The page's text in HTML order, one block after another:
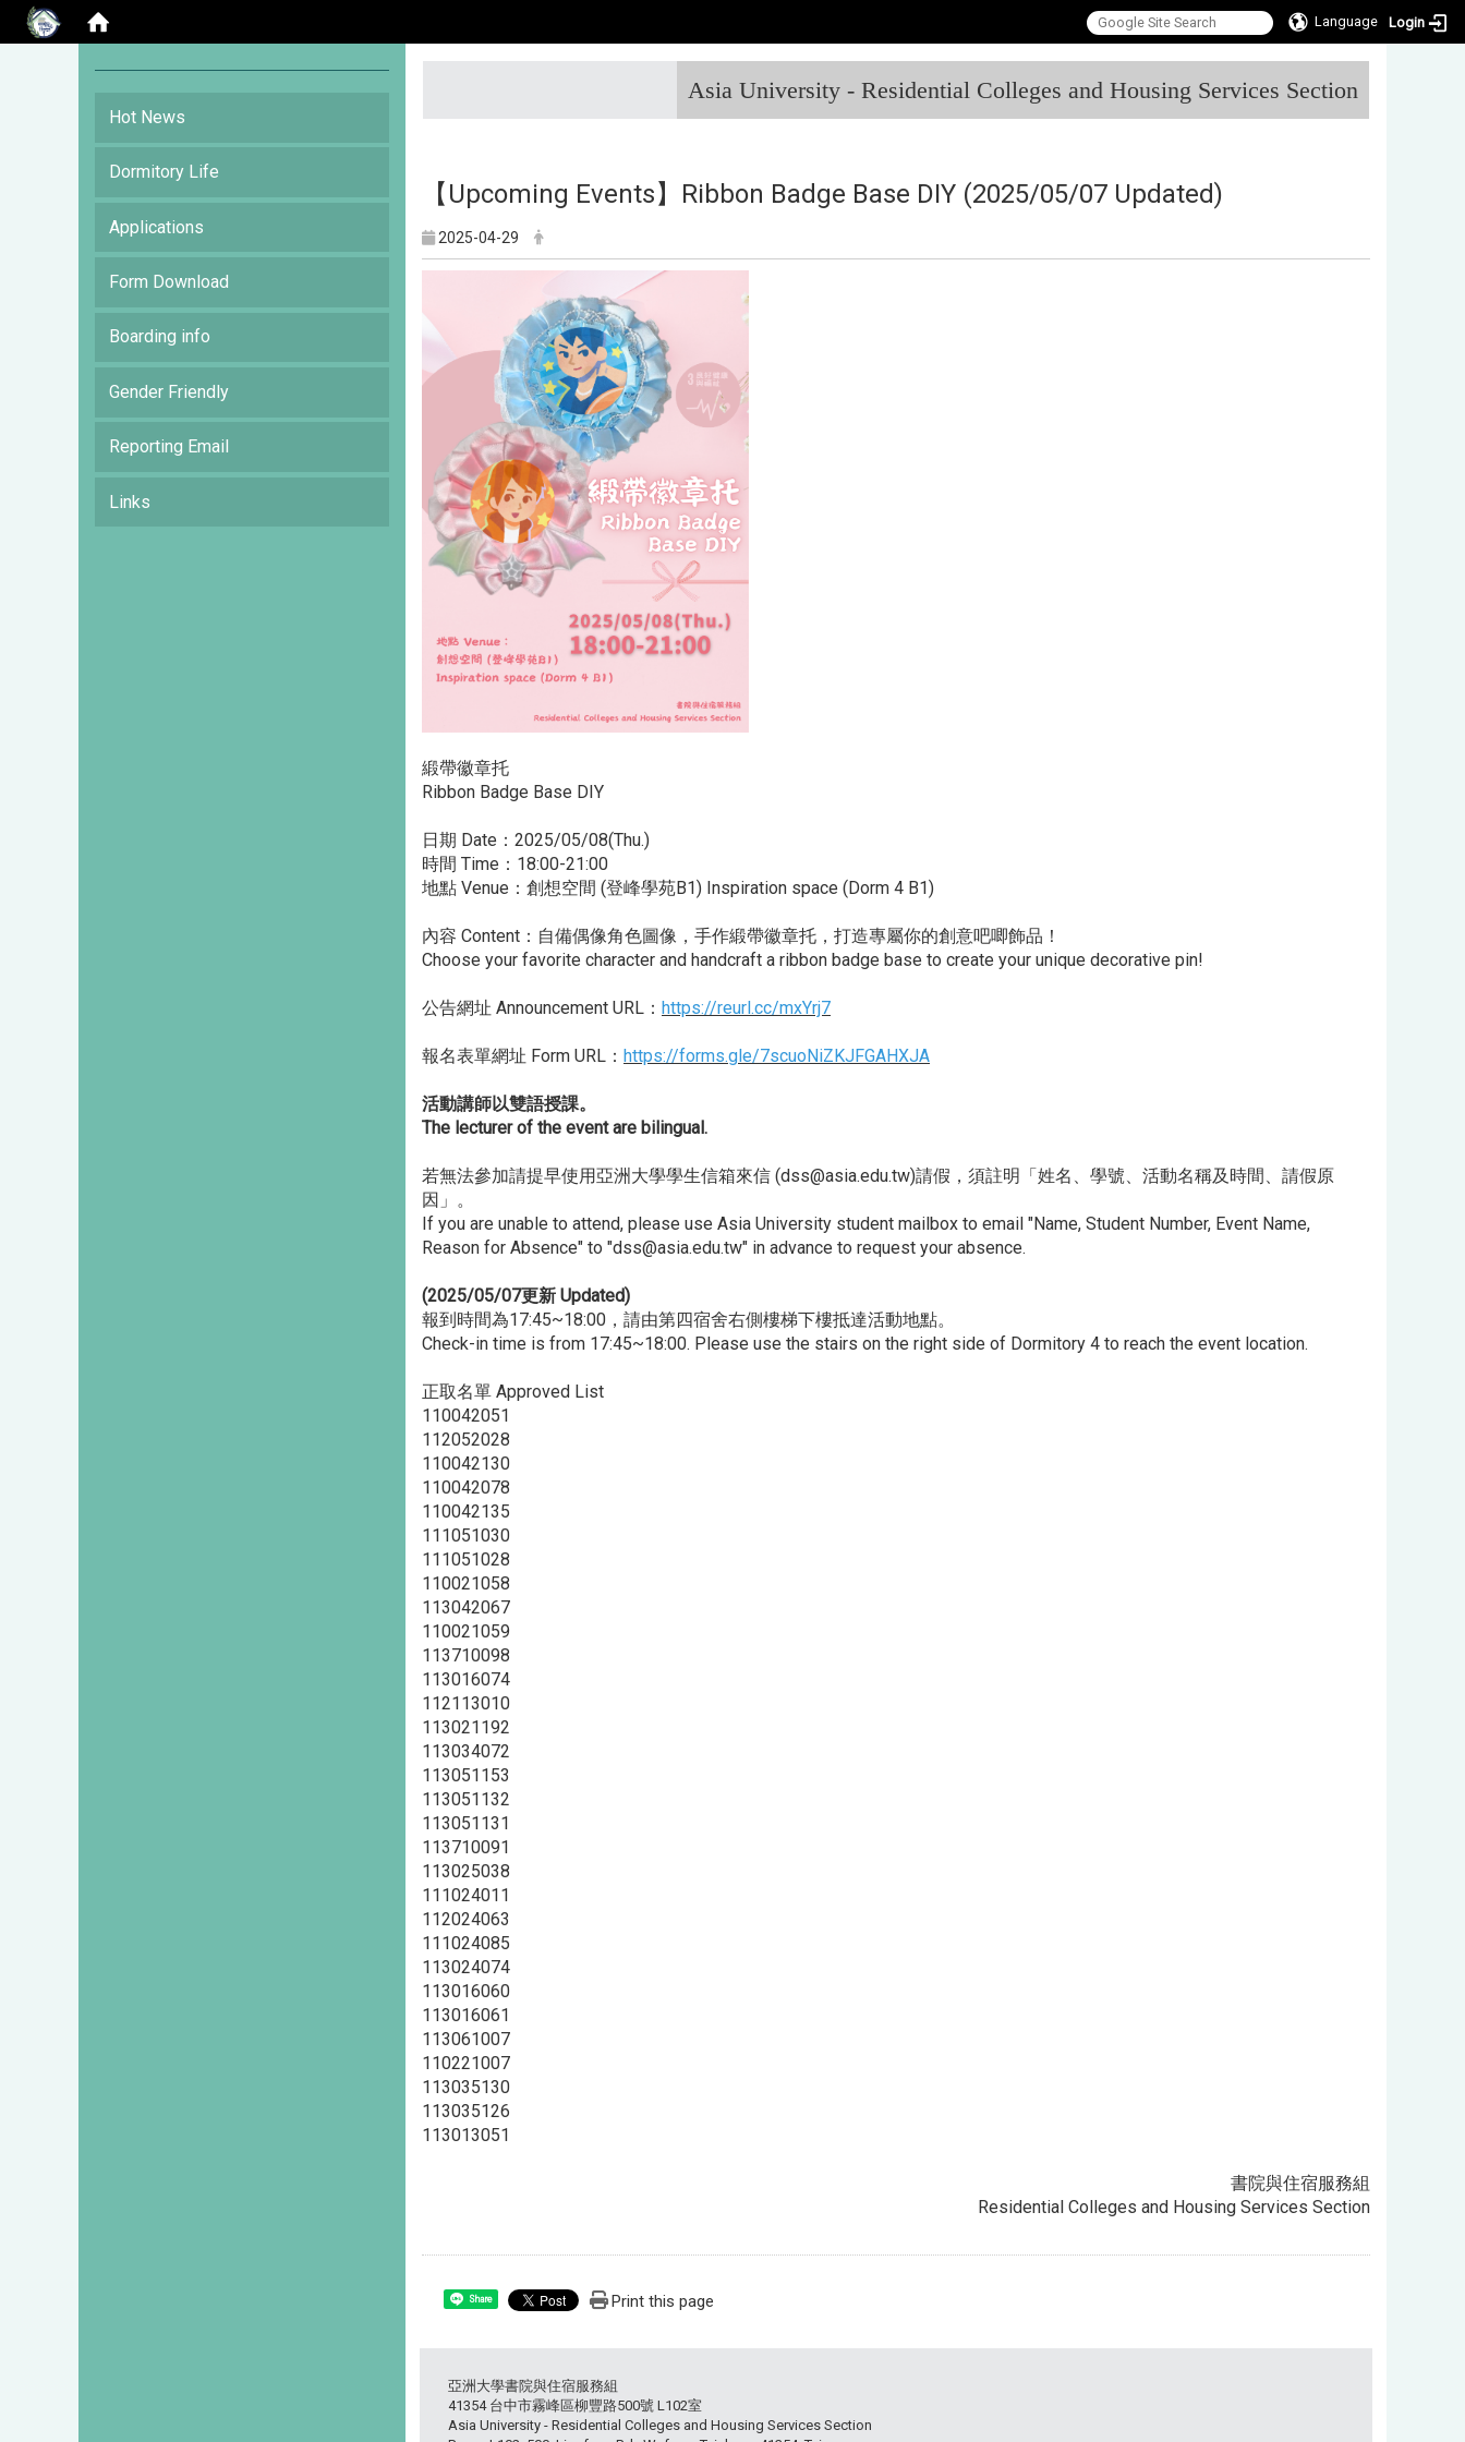
Language Login
Asia University - Residential Colleges and Housing Services Section
Hot News
Dormitory Life
Applications
Form Download
Boarding info
Gender Friendly
Reporting Email
Links
【Upcoming Events】Ribbon Badge Base DIY (2025/05/07 Updated)
2025-04-29
緞帶徽章托
Ribbon Badge Base DIY
日期 Date：2025/05/08(Thu.)
時間 Time：18:00-21:00
地點 Venue：創想空間 (登峰學苑B1) Inspiration space (Dorm 4 B1)
內容 Content：自備偶像角色圖像，手作緞帶徽章托，打造專屬你的創意吧唧飾品！
Choose your favorite character and handcraft a ribbon badge base to create your unique decorative pin!
公告網址 Announcement URL： https://reurl.cc/mxYrj7
報名表單網址 Form URL： https://forms.gle/7scuoNiZKJFGAHXJA
活動講師以雙語授課。
The lecturer of the event are bilingual.
若無法參加請提早使用亞洲大學學生信箱來信 (dss@asia.edu.tw)請假，須註明「姓名、學號、活動名稱及時間、請假原
因」。
If you are unable to attend, please use Asia University student mailbox to email "Name, Student Number, Event Name,
Reason for Absence" to "dss@asia.edu.tw" in advance to request your absence.
(2025/05/07更新 Updated)
報到時間為17:45~18:00，請由第四宿舍右側樓梯下樓抵達活動地點。
Check-in time is from 17:45~18:00. Please use the stairs on the right side of Dormitory 4 to reach the event location.
正取名單 Approved List
110042051
112052028
110042130
110042078
110042135
111051030
111051028
110021058
113042067
110021059
113710098
113016074
112113010
113021192
113034072
113051153
113051132
113051131
113710091
113025038
111024011
112024063
111024085
113024074
113016060
113016061
113061007
110221007
113035130
113035126
113013051
書院與住宿服務組
Residential Colleges and Housing Services Section
Share Print this page
亞洲大學書院與住宿服務組
41354 台中市霧峰區柳豐路500號 L102室
Asia University - Residential Colleges and Housing Services Section